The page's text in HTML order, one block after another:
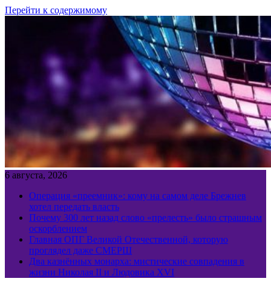
Перейти к содержимому
6 августа, 2026
Операция «преемник»: кому на самом деле Брежнев
хотел передать власть
Почему 300 лет назад слово «прелесть» было страшным
оскорблением
Главная ОПГ Великой Отечественной, которую
проглядел даже СМЕРШ
Два казнённых монарха: мистические совпадения в
жизни Николая II и Людовика XVI